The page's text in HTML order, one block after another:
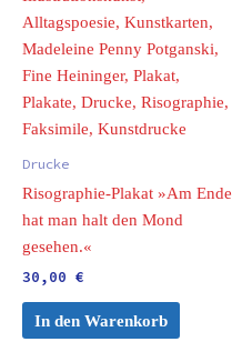
Drucke
Risographie-Plakat »Am Ende
hat man halt den Mond
gesehen.«
30,00 €
In den Warenkorb